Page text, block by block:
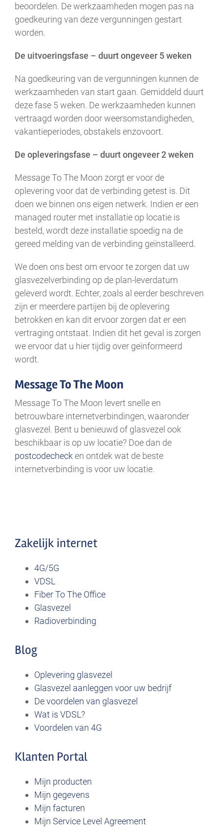
beoordelen. De werkzaamheden mogen pas na
goedkeuring van deze vergunningen gestart
worden.
De uitvoeringsfase – duurt ongeveer 5 weken
Na goedkeuring van de vergunningen kunnen de
werkzaamheden van start gaan. Gemiddeld duurt
deze fase 5 weken. De werkzaamheden kunnen
vertraagd worden door weersomstandigheden,
vakantieperiodes, obstakels enzovoort.
De opleveringsfase – duurt ongeveer 2 weken
Message To The Moon zorgt er voor de
oplevering voor dat de verbinding getest is. Dit
doen we binnen ons eigen netwerk. Indien er een
managed router met installatie op locatie is
besteld, wordt deze installatie spoedig na de
gereed melding van de verbinding geïnstalleerd.
We doen ons best om ervoor te zorgen dat uw
glasvezelverbinding op de plan-leverdatum
geleverd wordt. Echter, zoals al eerder beschreven
zijn er meerdere partijen bij de oplevering
betrokken en kan dit ervoor zorgen dat er een
vertraging ontstaat. Indien dit het geval is zorgen
we ervoor dat u hier tijdig over geïnformeerd
wordt.
Message To The Moon
Message To The Moon levert snelle en
betrouwbare internetverbindingen, waaronder
glasvezel. Bent u benieuwd of glasvezel ook
beschikbaar is op uw locatie? Doe dan de
postcodecheck en ontdek wat de beste
internetverbinding is voor uw locatie.
Zakelijk internet
4G/5G
VDSL
Fiber To The Office
Glasvezel
Radioverbinding
Blog
Oplevering glasvezel
Glasvezel aanleggen voor uw bedrijf
De voordelen van glasvezel
Wat is VDSL?
Voordelen van 4G
Klanten Portal
Mijn producten
Mijn gegevens
Mijn facturen
Mijn Service Level Agreement